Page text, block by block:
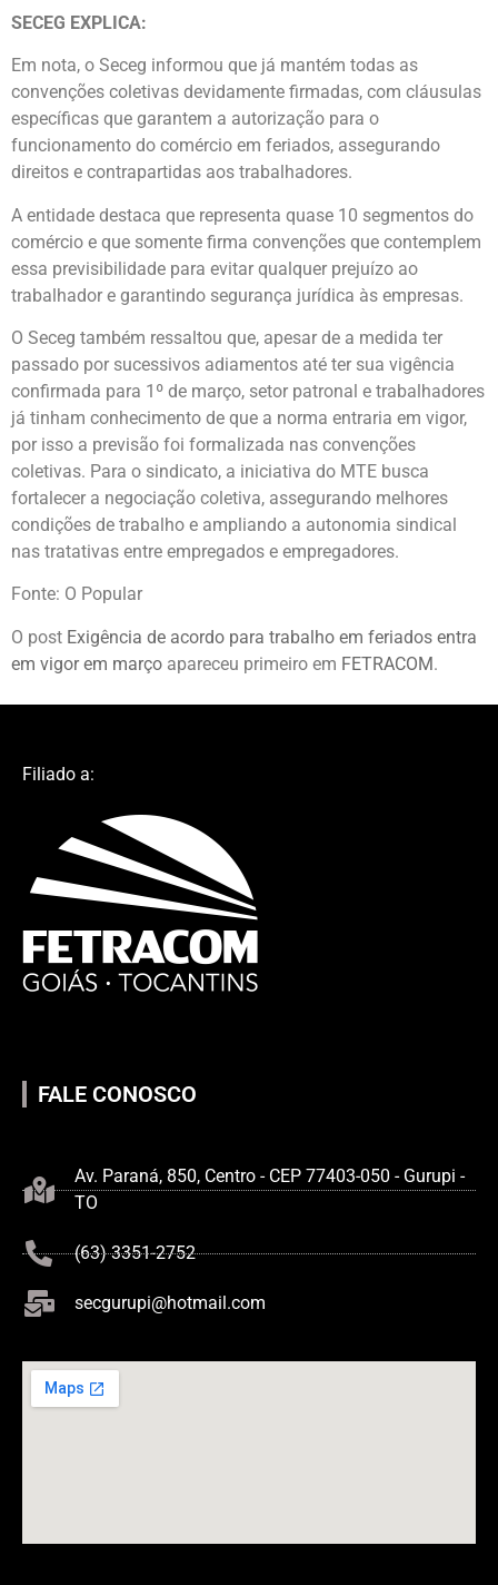
SECEG EXPLICA:
Em nota, o Seceg informou que já mantém todas as
convenções coletivas devidamente firmadas, com cláusulas
específicas que garantem a autorização para o
funcionamento do comércio em feriados, assegurando
direitos e contrapartidas aos trabalhadores.
A entidade destaca que representa quase 10 segmentos do
comércio e que somente firma convenções que contemplem
essa previsibilidade para evitar qualquer prejuízo ao
trabalhador e garantindo segurança jurídica às empresas.
O Seceg também ressaltou que, apesar de a medida ter
passado por sucessivos adiamentos até ter sua vigência
confirmada para 1º de março, setor patronal e trabalhadores
já tinham conhecimento de que a norma entraria em vigor,
por isso a previsão foi formalizada nas convenções
coletivas. Para o sindicato, a iniciativa do MTE busca
fortalecer a negociação coletiva, assegurando melhores
condições de trabalho e ampliando a autonomia sindical
nas tratativas entre empregados e empregadores.
Fonte: O Popular
O post Exigência de acordo para trabalho em feriados entra
em vigor em março apareceu primeiro em FETRACOM.
Filiado a:
FALE CONOSCO
Av. Paraná, 850, Centro - CEP 77403-050 - Gurupi -
TO
(63) 3351-2752
secgurupi@hotmail.com